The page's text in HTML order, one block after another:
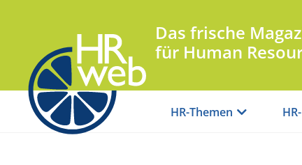
Das frische
für Human
HR-Themen